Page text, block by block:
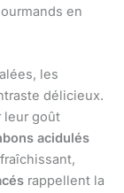
en
les
délicieux.
leur goût
acidulés
rappellent la